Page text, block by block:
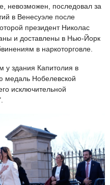
невозможен, последовал за
в Венесуэле после
президент Николас
и доставлены в Нью-Йорк
в наркоторговле.
у здания Капитолия в
медаль Нобелевской
исключительной